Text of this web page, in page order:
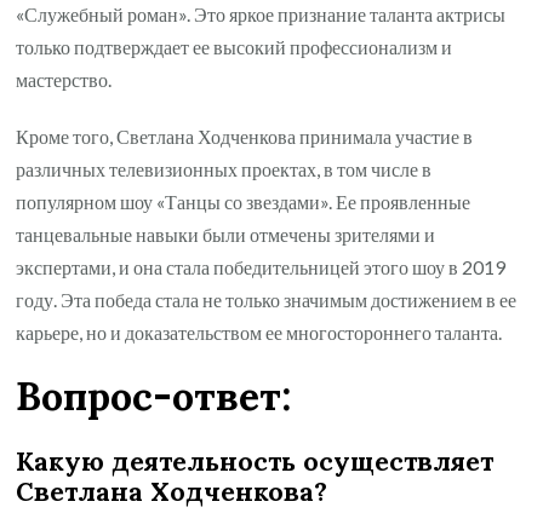
«Служебный роман». Это яркое признание таланта актрисы
только подтверждает ее высокий профессионализм и
мастерство.
Кроме того, Светлана Ходченкова принимала участие в
различных телевизионных проектах, в том числе в
популярном шоу «Танцы со звездами». Ее проявленные
танцевальные навыки были отмечены зрителями и
экспертами, и она стала победительницей этого шоу в 2019
году. Эта победа стала не только значимым достижением в ее
карьере, но и доказательством ее многостороннего таланта.
Вопрос-ответ:
Какую деятельность осуществляет
Светлана Ходченкова?